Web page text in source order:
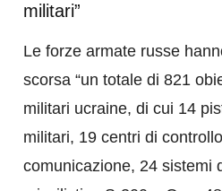
militari”
Le forze armate russe
scorsa “un totale di 821
militari ucraine, di cui 14
militari, 19 centri di
comunicazione, 24 sistemi